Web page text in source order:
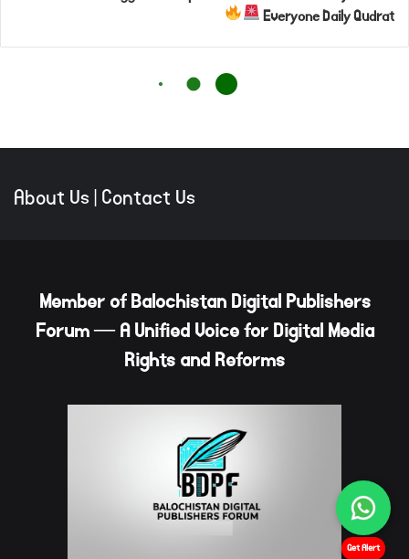
About Us|Contact Us
Member of Balochistan Digital Publishers
Forum — A Unified Voice for Digital Media
Rights and Reforms
Get Alert